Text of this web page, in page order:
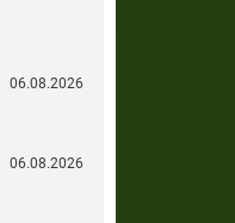
06.08.2026
06.08.2026